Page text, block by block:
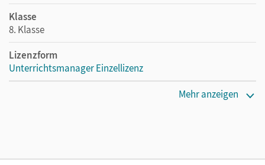
Klasse
8. Klasse
Lizenzform
Unterrichtsmanager Einzellizenz
Unterrichtsmanagers solange das Lehrwerk erhältlich ist.
Mehr anzeigen